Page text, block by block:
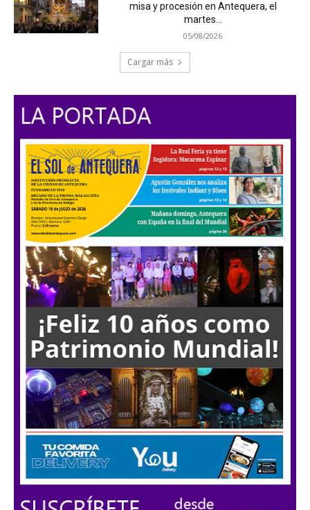
misa y procesión en Antequera, el
martes...
05/08/2026
Cargar más